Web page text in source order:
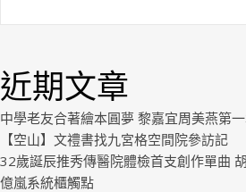
近期文章
中學老友合著繪本圓夢 黎嘉宜周美燕第
【空山】文禮書找九宮格空間院參訪記
32歲誕辰推秀傳醫院體檢首支創作單曲
億嵐系統櫃觸點
Royal.